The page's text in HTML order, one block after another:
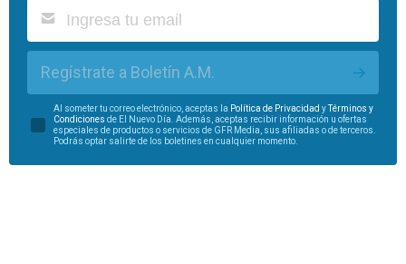
Regístrate a Boletín A.M.
Al someter tu correo electrónico, aceptas la Política de Privacidad yTérminos y
Condiciones de El Nuevo Día. Además, aceptas recibir información u ofertas
especiales de productos o servicios de GFR Media, sus afiliadas o de terceros.
Podrás optar salirte de los boletines en cualquier momento.